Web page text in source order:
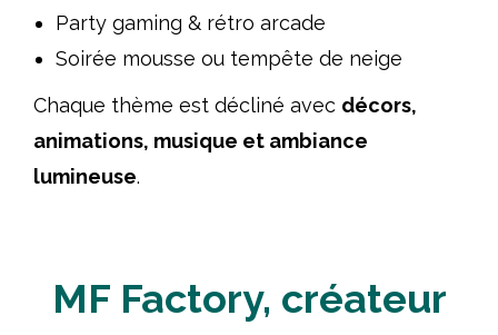
Party gaming & rétro arcade
Soirée mousse ou tempête de neige
Chaque thème est décliné avec décors,
animations, musique et ambiance
lumineuse.
MF Factory, créateur